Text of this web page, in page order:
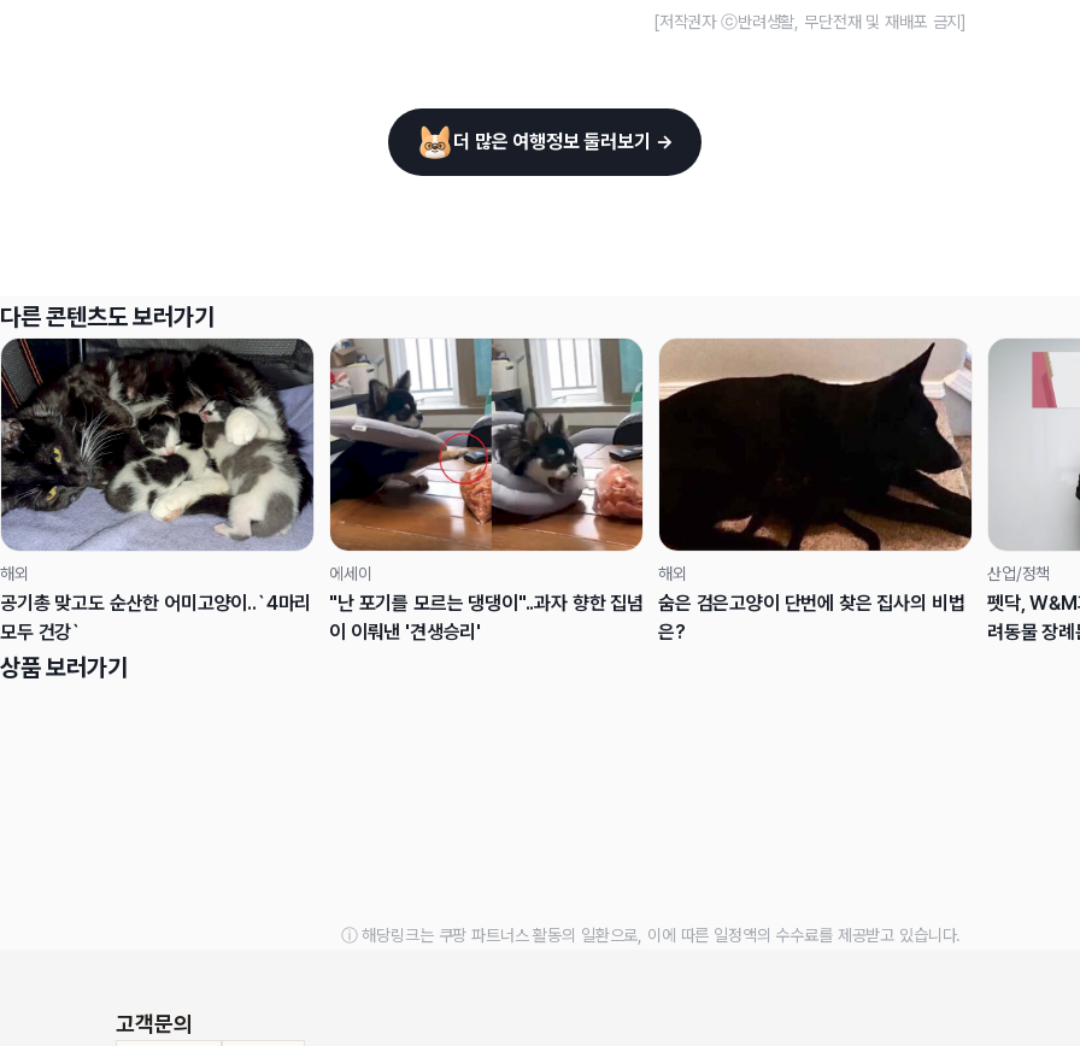
[저작권자 ⓒ반려생활, 무단전재 및 재배포 금지]
더 많은 여행정보 둘러보기 →
다른 콘텐츠도 보러가기
해외
공기총 맞고도 순산한 어미고양이..`4마리
모두 건강`
에세이
"난 포기를 모르는 댕댕이"..과자 향한 집념
이 이뤄낸 '견생승리'
해외
숨은 검은고양이 단번에 찾은 집사의 비법
은?
산업/정책
펫닥, W&M
려동물 장
상품 보러가기
ⓘ 해당링크는 쿠팡 파트너스 활동의 일환으로, 이에 따른 일정액의 수수료를 제공받고 있습니다.
고객문의